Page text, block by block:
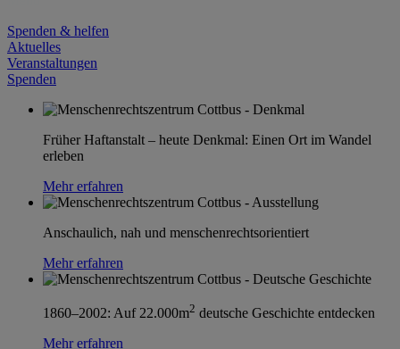
Spenden & helfen
Aktuelles
Veranstaltungen
Spenden
Früher Haftanstalt – heute Denkmal: Einen Ort im Wandel
erleben
Mehr erfahren
Anschaulich, nah und menschenrechtsorientiert
Mehr erfahren
1860–2002: Auf 22.000m2 deutsche Geschichte entdecken
Mehr erfahren